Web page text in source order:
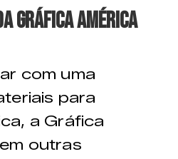
Gráfica América
com uma
para
a Gráfica
outras